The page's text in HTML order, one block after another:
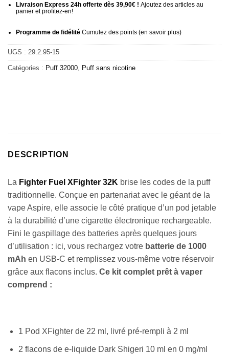
Livraison Express 24h offerte dès 39,90€ ! Ajoutez des articles au
panier et profitez-en!
Programme de fidélitéCumulez des points (en savoir plus)
UGS : 29.2.95-15
Catégories : Puff 32000 Puff sans nicotine
DESCRIPTION
La Fighter Fuel XFighter 32K brise les codes de la puff
traditionnelle. Conçue en partenariat avec le géant de la
vape Aspire, elle associe le côté pratique d’un pod jetable
à la durabilité d’une cigarette électronique rechargeable.
Fini le gaspillage des batteries après quelques jours
d’utilisation : ici, vous rechargez votre batterie de 1000
mAh en USB-C et remplissez vous-même votre réservoir
grâce aux flacons inclus. Ce kit complet prêt à vaper
comprend :
1 Pod XFighter de 22 ml, livré pré-rempli à 2 ml
2 flacons de e-liquide Dark Shigeri 10 ml en 0 mg/ml